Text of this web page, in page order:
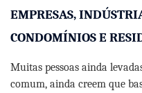
EMPRESAS,
CONDOMÍNIOS E
Muitas pessoas ainda
comum, ainda creem que